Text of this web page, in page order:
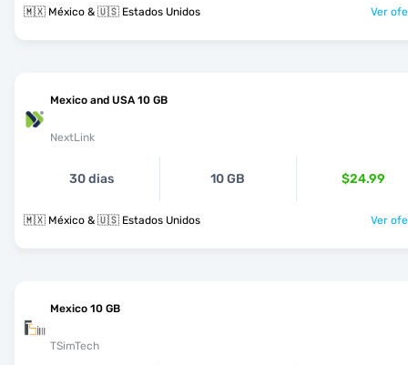
🇲🇽 México & 🇺🇸 Estados Unidos Ver
Mexico and USA 10 GB
NextLink
30 dias 10 GB $24.99
🇲🇽 México & 🇺🇸 Estados Unidos Ver
Mexico 10 GB
TSimTech